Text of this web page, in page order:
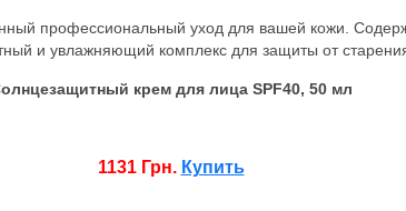
профессиональный уход для вашей кожи.
и увлажняющий комплекс для защиты от
крем для лица SPF40, 50 мл
1131 Грн. Купить